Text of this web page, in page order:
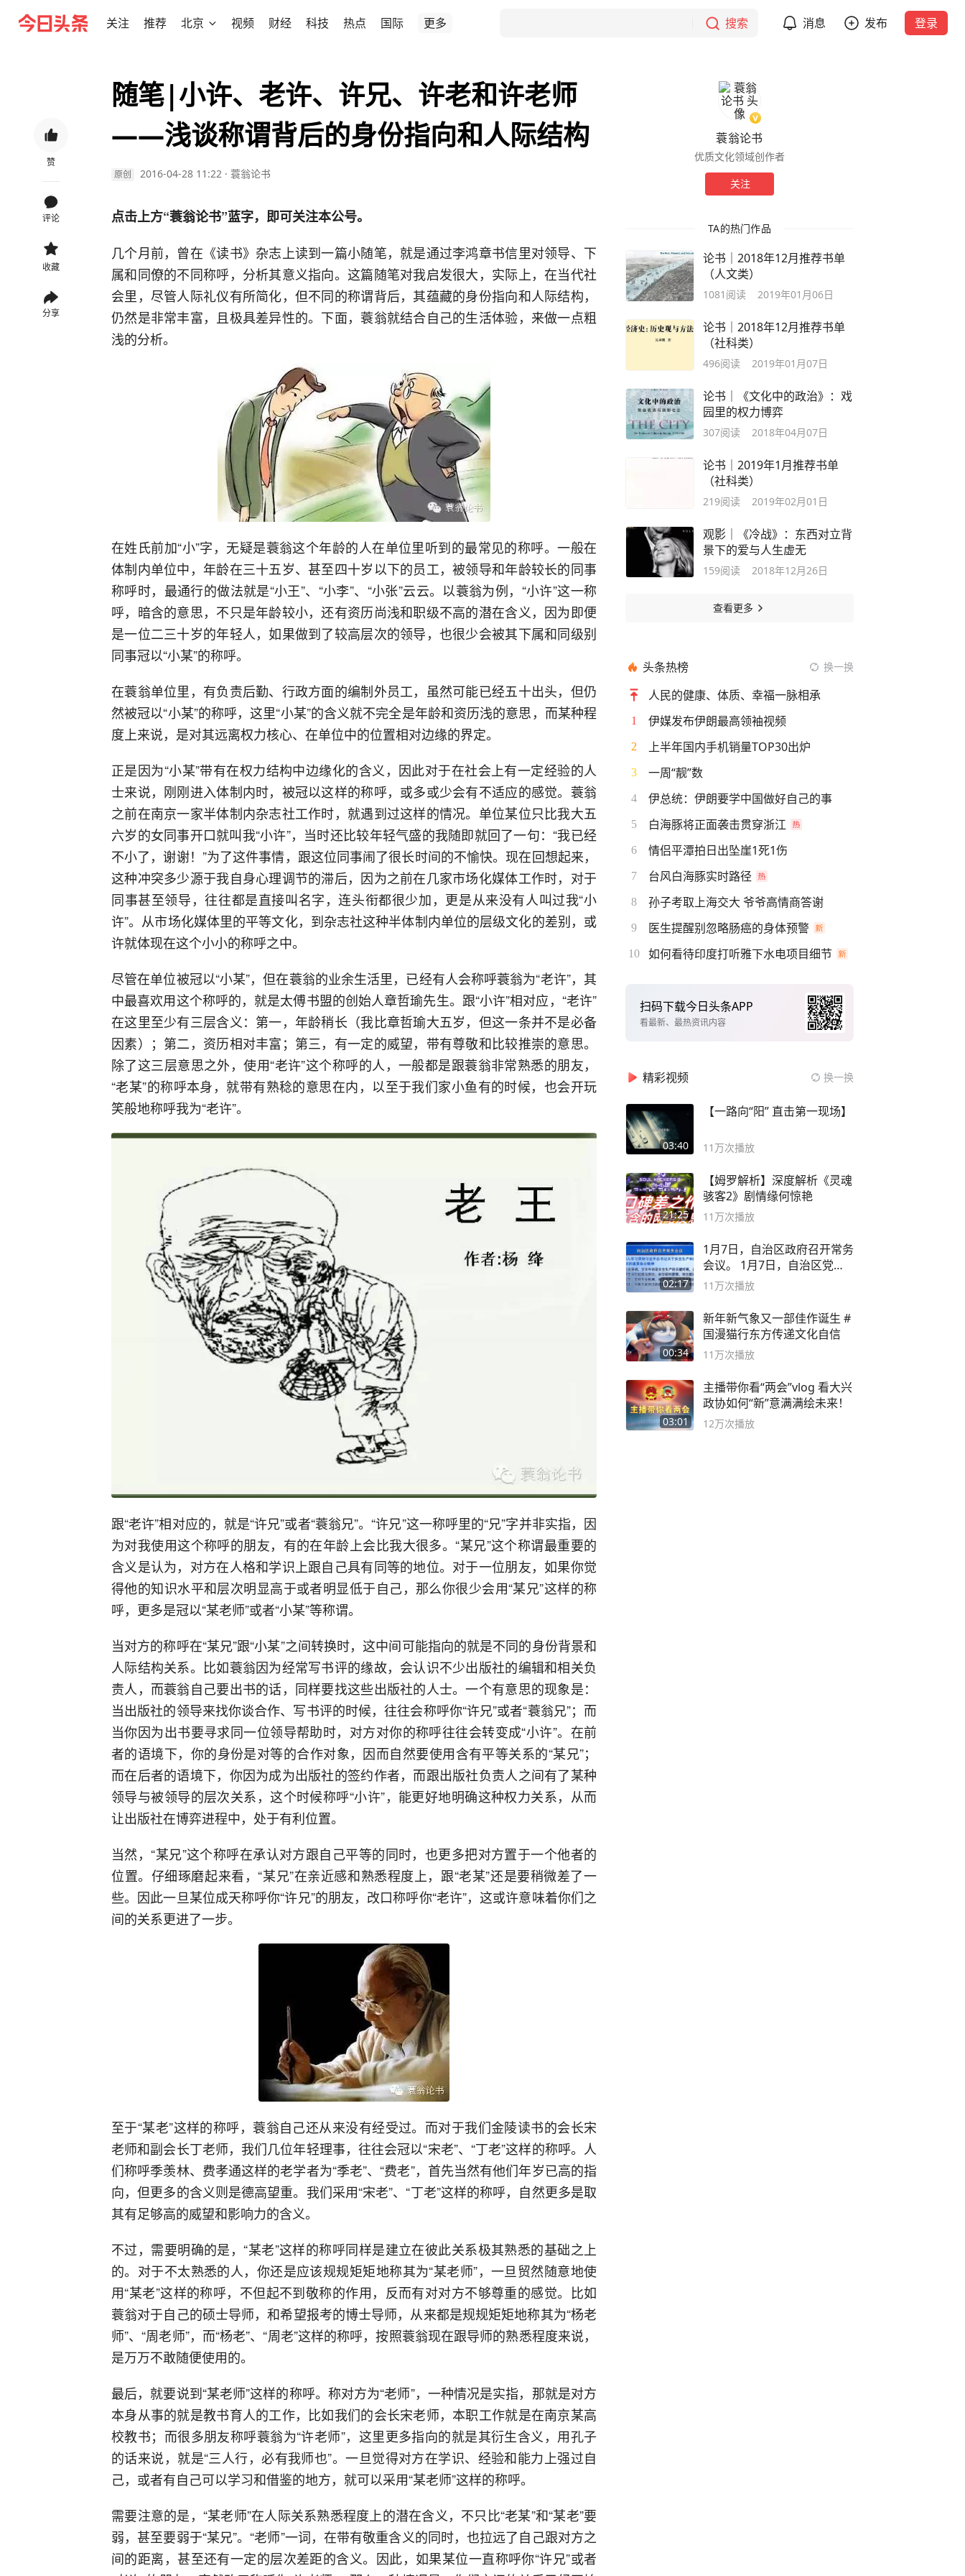
关注 推荐 北京 视频 财经 科技 热点 国际 更多 搜索 消息 发布 登录
赞
评论
收藏
分享
随笔|小许、老许、许兄、许老和许老师
——浅谈称谓背后的身份指向和人际结构
原创 2016-04-28 11:22 · 蓑翁论书
点击上方“蓑翁论书”蓝字，即可关注本公号。
几个月前，曾在《读书》杂志上读到一篇小随笔，就是通过李鸿章书信里对领导、下
属和同僚的不同称呼，分析其意义指向。这篇随笔对我启发很大，实际上，在当代社
会里，尽管人际礼仪有所简化，但不同的称谓背后，其蕴藏的身份指向和人际结构，
仍然是非常丰富，且极具差异性的。下面，蓑翁就结合自己的生活体验，来做一点粗
浅的分析。
在姓氏前加“小”字，无疑是蓑翁这个年龄的人在单位里听到的最常见的称呼。一般在
体制内单位中，年龄在三十五岁、甚至四十岁以下的员工，被领导和年龄较长的同事
称呼时，最通行的做法就是“小王”、“小李”、“小张”云云。以蓑翁为例，“小许”这一称
呼，暗含的意思，不只是年龄较小，还有资历尚浅和职级不高的潜在含义，因为即便
是一位二三十岁的年轻人，如果做到了较高层次的领导，也很少会被其下属和同级别
同事冠以“小某”的称呼。
在蓑翁单位里，有负责后勤、行政方面的编制外员工，虽然可能已经五十出头，但仍
然被冠以“小某”的称呼，这里“小某”的含义就不完全是年龄和资历浅的意思，而某种程
度上来说，是对其远离权力核心、在单位中的位置相对边缘的界定。
正是因为“小某”带有在权力结构中边缘化的含义，因此对于在社会上有一定经验的人
士来说，刚刚进入体制内时，被冠以这样的称呼，或多或少会有不适应的感觉。蓑翁
之前在南京一家半体制内杂志社工作时，就遇到过这样的情况。单位某位只比我大五
六岁的女同事开口就叫我“小许”，当时还比较年轻气盛的我随即就回了一句：“我已经
不小了，谢谢！”为了这件事情，跟这位同事闹了很长时间的不愉快。现在回想起来，
这种冲突多少源于我自身心理调节的滞后，因为之前在几家市场化媒体工作时，对于
同事甚至领导，往往都是直接叫名字，连头衔都很少加，更是从来没有人叫过我“小
许”。从市场化媒体里的平等文化，到杂志社这种半体制内单位的层级文化的差别，或
许就体现在这个小小的称呼之中。
尽管在单位被冠以“小某”，但在蓑翁的业余生活里，已经有人会称呼蓑翁为“老许”，其
中最喜欢用这个称呼的，就是太傅书盟的创始人章哲瑜先生。跟“小许”相对应，“老许”
在这里至少有三层含义：第一，年龄稍长（我比章哲瑜大五岁，但这一条并不是必备
因素）；第二，资历相对丰富；第三，有一定的威望，带有尊敬和比较推崇的意思。
除了这三层意思之外，使用“老许”这个称呼的人，一般都是跟蓑翁非常熟悉的朋友，
“老某”的称呼本身，就带有熟稔的意思在内，以至于我们家小鱼有的时候，也会开玩
笑般地称呼我为“老许”。
跟“老许”相对应的，就是“许兄”或者“蓑翁兄”。“许兄”这一称呼里的“兄”字并非实指，因
为对我使用这个称呼的朋友，有的在年龄上会比我大很多。“某兄”这个称谓最重要的
含义是认为，对方在人格和学识上跟自己具有同等的地位。对于一位朋友，如果你觉
得他的知识水平和层次明显高于或者明显低于自己，那么你很少会用“某兄”这样的称
呼，更多是冠以“某老师”或者“小某”等称谓。
当对方的称呼在“某兄”跟“小某”之间转换时，这中间可能指向的就是不同的身份背景和
人际结构关系。比如蓑翁因为经常写书评的缘故，会认识不少出版社的编辑和相关负
责人，而蓑翁自己要出书的话，同样要找这些出版社的人士。一个有意思的现象是：
当出版社的领导来找你谈合作、写书评的时候，往往会称呼你“许兄”或者“蓑翁兄”；而
当你因为出书要寻求同一位领导帮助时，对方对你的称呼往往会转变成“小许”。在前
者的语境下，你的身份是对等的合作对象，因而自然要使用含有平等关系的“某兄”；
而在后者的语境下，你因为成为出版社的签约作者，而跟出版社负责人之间有了某种
领导与被领导的层次关系，这个时候称呼“小许”，能更好地明确这种权力关系，从而
让出版社在博弈进程中，处于有利位置。
当然，“某兄”这个称呼在承认对方跟自己平等的同时，也更多把对方置于一个他者的
位置。仔细琢磨起来看，“某兄”在亲近感和熟悉程度上，跟“老某”还是要稍微差了一
些。因此一旦某位成天称呼你“许兄”的朋友，改口称呼你“老许”，这或许意味着你们之
间的关系更进了一步。
至于“某老”这样的称呼，蓑翁自己还从来没有经受过。而对于我们金陵读书的会长宋
老师和副会长丁老师，我们几位年轻理事，往往会冠以“宋老”、“丁老”这样的称呼。人
们称呼季羡林、费孝通这样的老学者为“季老”、“费老”，首先当然有他们年岁已高的指
向，但更多的含义则是德高望重。我们采用“宋老”、“丁老”这样的称呼，自然更多是取
其有足够高的威望和影响力的含义。
不过，需要明确的是，“某老”这样的称呼同样是建立在彼此关系极其熟悉的基础之上
的。对于不太熟悉的人，你还是应该规规矩矩地称其为“某老师”，一旦贸然随意地使
用“某老”这样的称呼，不但起不到敬称的作用，反而有对对方不够尊重的感觉。比如
蓑翁对于自己的硕士导师，和希望报考的博士导师，从来都是规规矩矩地称其为“杨老
师”、“周老师”，而“杨老”、“周老”这样的称呼，按照蓑翁现在跟导师的熟悉程度来说，
是万万不敢随便使用的。
最后，就要说到“某老师”这样的称呼。称对方为“老师”，一种情况是实指，那就是对方
本身从事的就是教书育人的工作，比如我们的会长宋老师，本职工作就是在南京某高
校教书；而很多朋友称呼蓑翁为“许老师”，这里更多指向的就是其衍生含义，用孔子
的话来说，就是“三人行，必有我师也”。一旦觉得对方在学识、经验和能力上强过自
己，或者有自己可以学习和借鉴的地方，就可以采用“某老师”这样的称呼。
需要注意的是，“某老师”在人际关系熟悉程度上的潜在含义，不只比“老某”和“某老”要
弱，甚至要弱于“某兄”。“老师”一词，在带有敬重含义的同时，也拉远了自己跟对方之
间的距离，甚至还有一定的层次差距的含义。因此，如果某位一直称呼你“许兄”或者
蓑翁论书
优质文化领域创作者
关注
TA的热门作品
论书｜2018年12月推荐书单
（人文类）
1081 阅读 2019年01月06日
论书｜2018年12月推荐书单
（社科类）
496阅读 2019年01月07日
论书｜《文化中的政治》：戏
园里的权力博弈
307阅读 2018年04月07日
论书｜2019年1月推荐书单
（社科类）
219阅读 2019年02月01日
观影｜《冷战》：东西对立背
景下的爱与人生虚无
159阅读 2018年12月26日
查看更多
头条热榜 换一换
人民的健康、体质、幸福一脉相承
1 伊媒发布伊朗最高领袖视频
2 上半年国内手机销量TOP30出炉
3 一周“靓”数
4 伊总统：伊朗要学中国做好自己的事
5 白海豚将正面袭击贯穿浙江
6 情侣平潭拍日出坠崖1死1伤
7 台风白海豚实时路径
8 孙子考取上海交大 爷爷高情商答谢
9 医生提醒别忽略肠癌的身体预警
10 如何看待印度打听雅下水电项目细节
扫码下载今日头条APP
看最新、最热资讯内容
精彩视频 换一换
03:40
【一路向“阳” 直击第一现场】
11万次播放
21:25
【姆罗解析】深度解析《灵魂
骇客2》剧情缘何惊艳
11万次播放
02:17
1月7日，自治区政府召开常务
会议。 1月7日，自治区党委
副书记
11万次播放
00:34
新年新气象又一部佳作诞生 #
国漫猫行东方传递文化自信
11万次播放
03:01
主播带你看“两会”vlog 看大兴
政协如何“新”意满满绘未来！
12万次播放